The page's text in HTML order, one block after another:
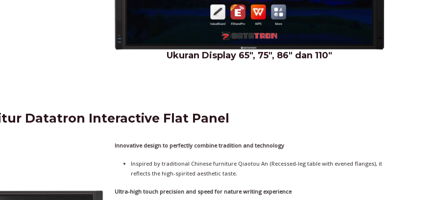
Ukuran Display 65", 75", 86" dan 110"
Datatron Interactive Flat Panel
Innovative design to perfectly combine tradition and technology
Inspired by traditional Chinese furniture Qiaotou An (Recessed-leg table with evened flanges), it
reflects the high-spirited aesthetic taste.
Ultra-high touch precision and speed for nature writing experience